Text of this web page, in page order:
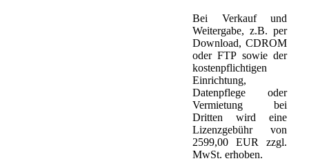
Bei Verkauf und
Weitergabe, z.B. per
Download, CDROM
oder FTP sowie der
kostenpflichtigen
Einrichtung,
Datenpflege oder
Vermietung bei
Dritten wird eine
Lizenzgebühr von
2599,00 EUR zzgl.
MwSt. erhoben.